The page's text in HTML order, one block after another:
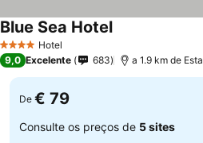
4 EstrelasHotel
Blue Sea Hotel
9,0 Excelente 683 a 1.9 km de
De € 79
Consulte os preços de 5 sites